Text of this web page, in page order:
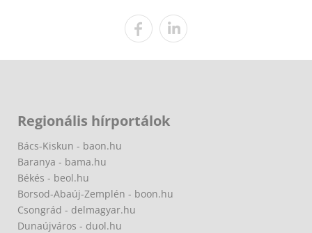
Regionális hírportálok
Bács-Kiskun - baon.hu
Baranya - bama.hu
Békés - beol.hu
Borsod-Abaúj-Zemplén - boon.hu
Csongrád - delmagyar.hu
Dunaújváros - duol.hu